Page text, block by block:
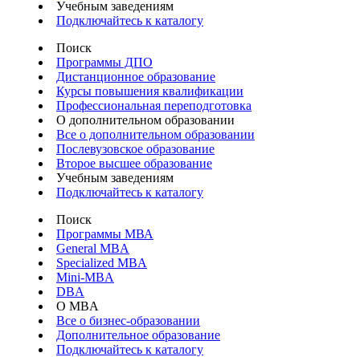
Учебным заведениям
Подключайтесь к каталогу
Поиск
Программы ДПО
Дистанционное образование
Курсы повышения квалификации
Профессиональная переподготовка
О дополнительном образовании
Все о дополнительном образовании
Послевузовское образование
Второе высшее образование
Учебным заведениям
Подключайтесь к каталогу
Поиск
Программы МВА
General MBA
Specialized MBA
Mini-MBA
DBA
О MBA
Все о бизнес-образовании
Дополнительное образование
Подключайтесь к каталогу